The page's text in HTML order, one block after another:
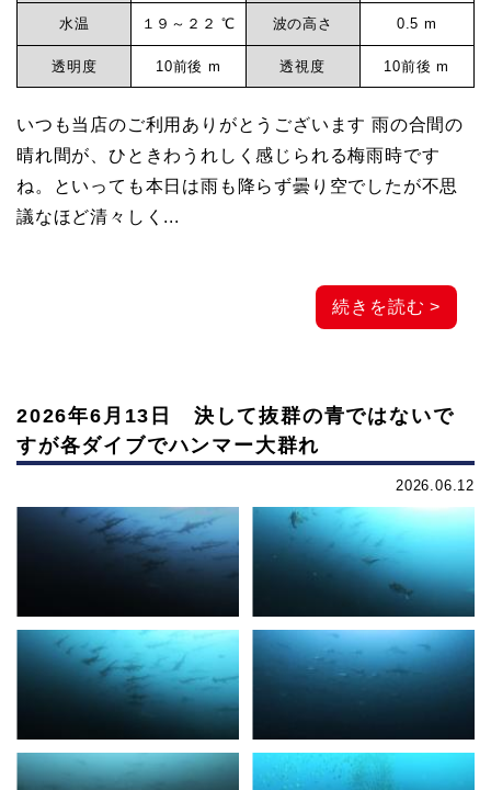
水温 １９～２２ ℃ 波の高さ 0.5 m
透明度 10前後 m 透視度 10前後 m
いつも当店のご利用ありがとうございます 雨の合間の
晴れ間が、ひときわうれしく感じられる梅雨時です
ね。といっても本日は雨も降らず曇り空でしたが不思
議なほど清々しく...
続きを読む >
2026年6月13日 決して抜群の青ではないで
すが各ダイブでハンマー大群れ
2026.06.12